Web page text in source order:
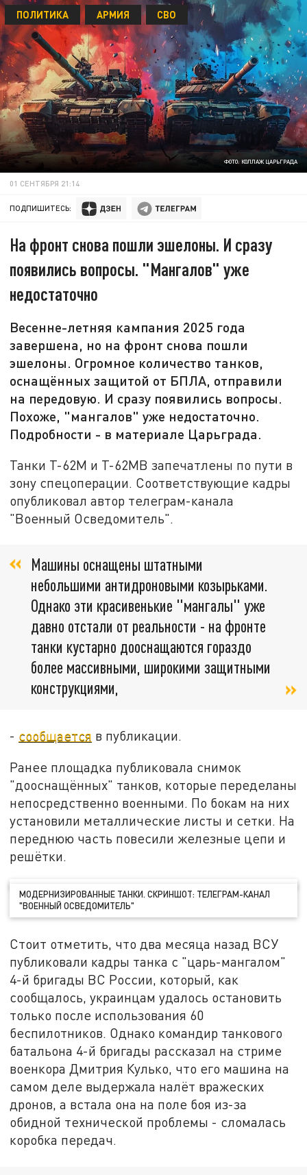
ФОТО: КОЛЛАЖ ЦАРЬГРАДА
ПОЛИТИКА АРМИЯ СВО
01 СЕНТЯБРЯ 21:14
ПОДПИШИТЕСЬ:
На фронт снова пошли эшелоны. И сразу
появились вопросы. "Мангалов" уже
недостаточно
Весенне-летняя кампания 2025 года
завершена, но на фронт снова пошли
эшелоны. Огромное количество танков,
оснащённых защитой от БПЛА, отправили
на передовую. И сразу появились вопросы.
Похоже, "мангалов" уже недостаточно.
Подробности - в материале Царьграда.
Танки Т-62М и Т-62МВ запечатлены по пути в
зону спецоперации. Соответствующие кадры
опубликовал автор телеграм-канала
"Военный Осведомитель".
Машины оснащены штатными
небольшими антидроновыми козырьками.
Однако эти красивенькие "мангалы" уже
давно отстали от реальности - на фронте
танки кустарно дооснащаются гораздо
более массивными, широкими защитными
конструкциями,
- сообщается в публикации.
Ранее площадка публиковала снимок
"дооснащённых" танков, которые переделаны
непосредственно военными. По бокам на них
установили металлические листы и сетки. На
переднюю часть повесили железные цепи и
решётки.
МОДЕРНИЗИРОВАННЫЕ ТАНКИ. СКРИНШОТ: ТЕЛЕГРАМ-КАНАЛ
"ВОЕННЫЙ ОСВЕДОМИТЕЛЬ"
Стоит отметить, что два месяца назад ВСУ
публиковали кадры танка с "царь-мангалом"
4-й бригады ВС России, который, как
сообщалось, украинцам удалось остановить
только после использования 60
беспилотников. Однако командир танкового
батальона 4-й бригады рассказал на стриме
военкора Дмитрия Кулько, что его машина на
самом деле выдержала налёт вражеских
дронов, а встала она на поле боя из-за
обидной технической проблемы - сломалась
коробка передач.